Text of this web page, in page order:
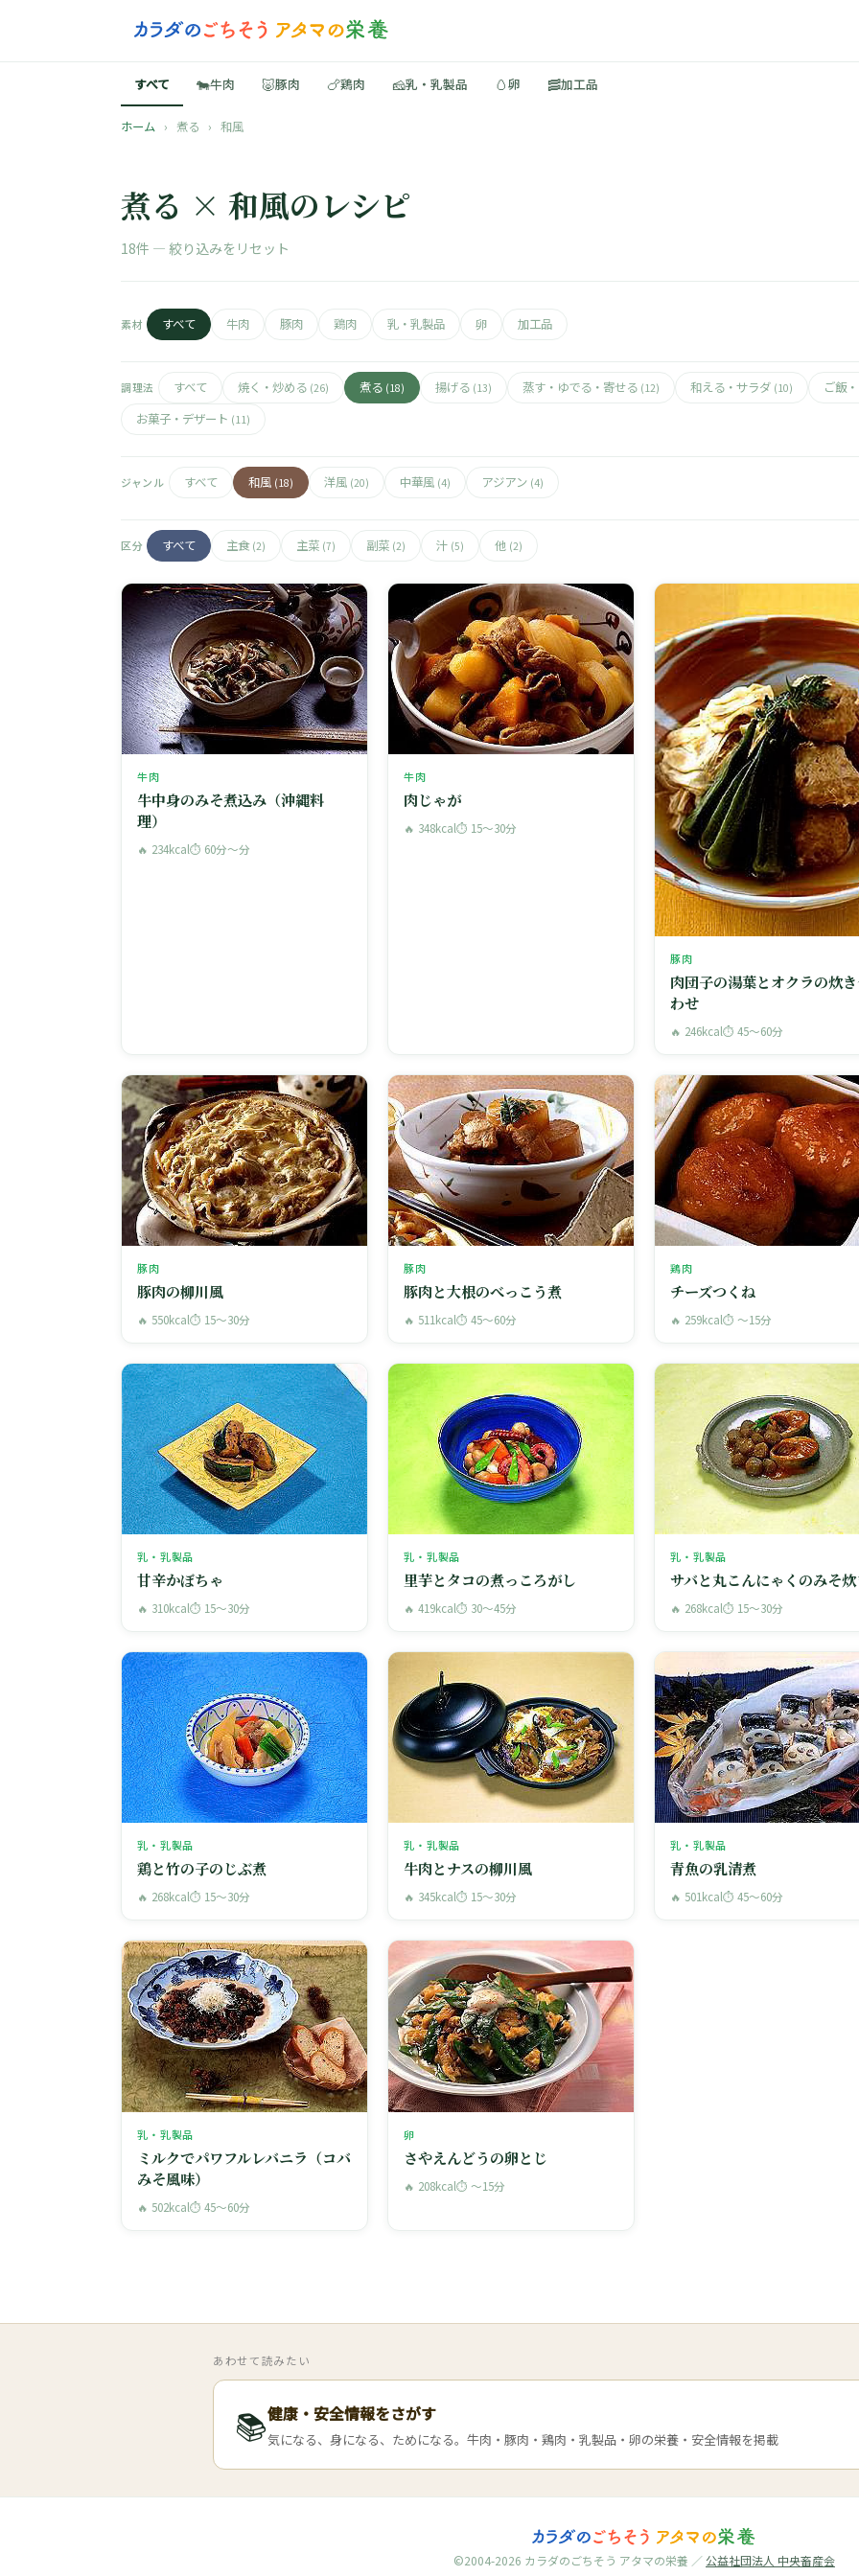
すべて 🐄牛肉 🐷豚肉 🍗鶏肉 🧀乳・乳製品 🥚卵 🥓加工品
ホーム › 煮る › 和風
煮る × 和風のレシピ
18件 — 絞り込みをリセット
素材 すべて 牛肉 豚肉 鶏肉 乳・乳製品 卵 加工品
調理法 すべて 焼く・炒める (26) 煮る (18) 揚げる (13) 蒸す・ゆでる・寄せる (12) 和える・サラダ (10)
ご飯
お菓子・デザート (11)
ジャンル すべて 和風 (18) 洋風 (20) 中華風 (4) アジアン (4)
区分 すべて 主食 (2) 主菜 (7) 副菜 (2) 汁 (5) 他 (2)
牛肉
牛中身のみそ煮込み（沖縄料
理）
🔥 234kcal⏱ 60分〜分
牛肉
肉じゃが
🔥 348kcal⏱ 15〜30分
豚肉
肉団子の湯葉とオクラの炊
わせ
🔥 246kcal⏱ 45〜60分
豚肉
豚肉の柳川風
🔥 550kcal⏱ 15〜30分
豚肉
豚肉と大根のべっこう煮
🔥 511kcal⏱ 45〜60分
鶏肉
チーズつくね
🔥 259kcal⏱ 〜15分
乳・乳製品
甘辛かぼちゃ
🔥 310kcal⏱ 15〜30分
乳・乳製品
里芋とタコの煮っころがし
🔥 419kcal⏱ 30〜45分
乳・乳製品
サバと丸こんにゃくのみそ
🔥 268kcal⏱ 15〜30分
乳・乳製品
鶏と竹の子のじぶ煮
🔥 268kcal⏱ 15〜30分
乳・乳製品
牛肉とナスの柳川風
🔥 345kcal⏱ 15〜30分
乳・乳製品
青魚の乳清煮
🔥 501kcal⏱ 45〜60分
乳・乳製品
ミルクでパワフルレバニラ（コバ
みそ風味）
🔥 502kcal⏱ 45〜60分
卵
さやえんどうの卵とじ
🔥 208kcal⏱ 〜15分
あわせて読みたい
📚健康・安全情報をさがす
気になる、身になる、ためになる。牛肉・豚肉・鶏肉・乳製品・卵の栄養・安全情報を掲載
©2004-2026 カラダのごちそう アタマの栄養 ／公益社団法人 中央畜産会